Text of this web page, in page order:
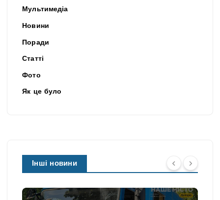
Мультимедіа
Новини
Поради
Статті
Фото
Як це було
Інші новини